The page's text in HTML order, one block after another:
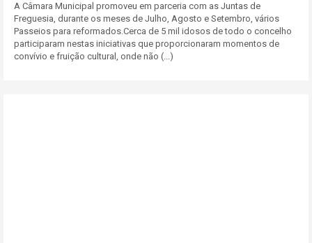
A Câmara Municipal promoveu em parceria com as Juntas de
Freguesia, durante os meses de Julho, Agosto e Setembro, vários
Passeios para reformados.Cerca de 5 mil idosos de todo o concelho
participaram nestas iniciativas que proporcionaram momentos de
convívio e fruição cultural, onde não (...)